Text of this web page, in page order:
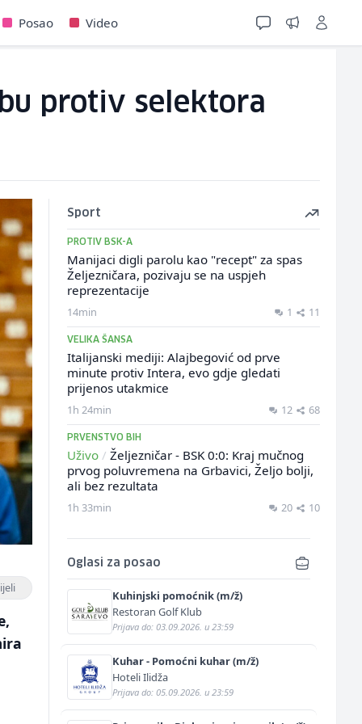
Posao Video
protiv selektora
Sport
PROTIV BSK-A
Manijaci digli parolu kao "recept" za spas
Željezničara, pozivaju se na uspjeh
reprezentacije
14min 1 11
VELIKA ŠANSA
Italijanski mediji: Alajbegović od prve
minute protiv Intera, evo gdje gledati
prijenos utakmice
1h 24min 12 68
PRVENSTVO BIH
Uživo / Željezničar - BSK 0:0: Kraj mučnog
prvog poluvremena na Grbavici, Željo bolji,
ali bez rezultata
1h 33min 20 10
Oglasi za posao
Kuhinjski pomoćnik (m/ž)
Restoran Golf Klub
Prijava do: 03.09.2026. u 23:59
Kuhar - Pomoćni kuhar (m/ž)
Hoteli Ilidža
Prijava do: 05.09.2026. u 23:59